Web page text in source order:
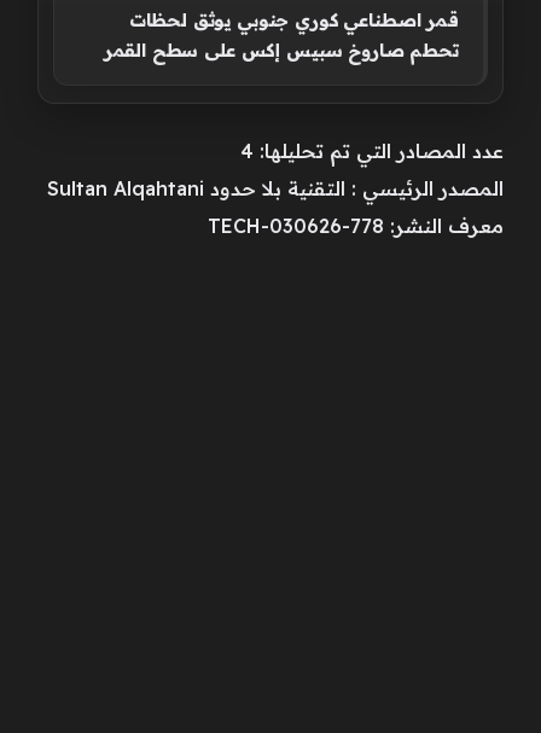
قمر اصطناعي كوري جنوبي يوثق لحظات
تحطم صاروخ سبيس إكس على سطح القمر
عدد المصادر التي تم تحليلها: 4
المصدر الرئيسي : التقنية بلا حدود Sultan Alqahtani
معرف النشر: TECH-030626-778